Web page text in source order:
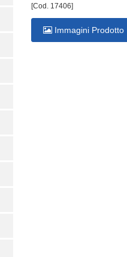
[Cod. 17406]
Immagini Prodotto